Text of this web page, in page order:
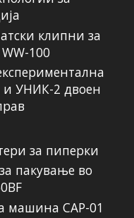
клипни за
100
и УНИК-2 двоен
за пиперки
пакување во
машина CAP-01